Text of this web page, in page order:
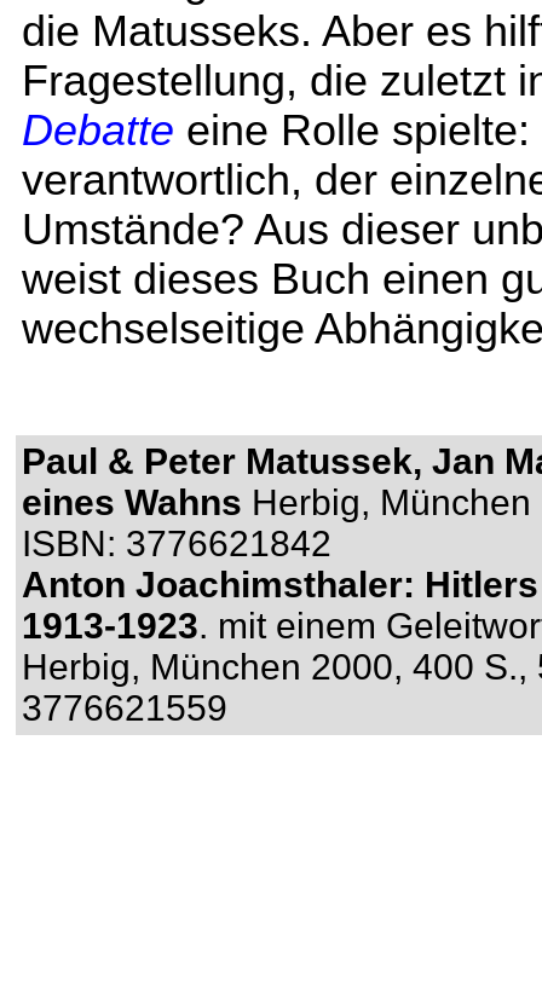
die Matusseks. Aber es
Fragestellung, die zuletzt
Debatte eine Rolle
verantwortlich, der
Umstände? Aus dieser
weist dieses Buch einen
wechselseitige
Paul & Peter Matussek, Jan
eines Wahns Herbig,
ISBN: 3776621842
Anton Joachimsthaler:
1913-1923. mit einem
Herbig, München 2000, 400 S.,
3776621559